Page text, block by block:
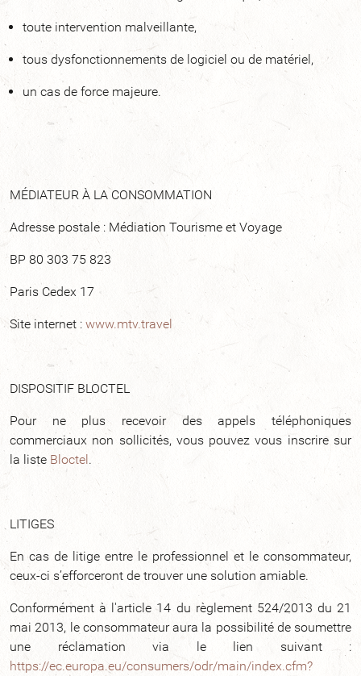
toute intervention malveillante,
tous dysfonctionnements de logiciel ou de matériel,
un cas de force majeure.
MÉDIATEUR À LA CONSOMMATION
Adresse postale : Médiation Tourisme et Voyage
BP 80 303 75 823
Paris Cedex 17
Site internet : www.mtv.travel
DISPOSITIF BLOCTEL
Pour ne plus recevoir des appels téléphoniques
commerciaux non sollicités, vous pouvez vous inscrire sur
la liste Bloctel.
LITIGES
En cas de litige entre le professionnel et le consommateur,
ceux-ci s’efforceront de trouver une solution amiable.
Conformément à l'article 14 du règlement 524/2013 du 21
mai 2013, le consommateur aura la possibilité de soumettre
une réclamation via le lien suivant :
https://ec.europa.eu/consumers/odr/main/index.cfm?